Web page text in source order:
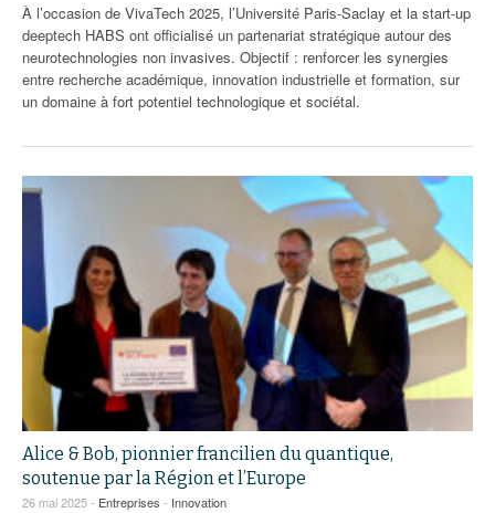
À l’occasion de VivaTech 2025, l’Université Paris-Saclay et la start-up
deeptech HABS ont officialisé un partenariat stratégique autour des
neurotechnologies non invasives. Objectif : renforcer les synergies
entre recherche académique, innovation industrielle et formation, sur
un domaine à fort potentiel technologique et sociétal.
Alice & Bob, pionnier francilien du quantique,
soutenue par la Région et l’Europe
26 mai 2025 - Entreprises - Innovation